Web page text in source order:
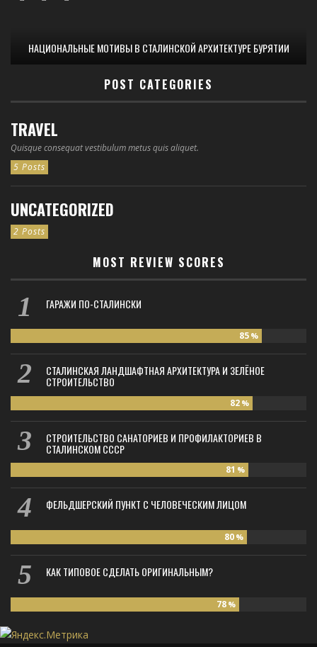
НАЦИОНАЛЬНЫЕ МОТИВЫ В СТАЛИНСКОЙ АРХИТЕКТУРЕ БУРЯТИИ
POST CATEGORIES
TRAVEL
Quisque consequat vestibulum metus quis aliquet.
5 Posts
UNCATEGORIZED
2 Posts
MOST REVIEW SCORES
ГАРАЖИ ПО-СТАЛИНСКИ
85 %
СТАЛИНСКАЯ ЛАНДШАФТНАЯ АРХИТЕКТУРА И ЗЕЛЁНОЕ
СТРОИТЕЛЬСТВО
82 %
СТРОИТЕЛЬСТВО САНАТОРИЕВ И ПРОФИЛАКТОРИЕВ В
СТАЛИНСКОМ СССР
81 %
ФЕЛЬДШЕРСКИЙ ПУНКТ С ЧЕЛОВЕЧЕСКИМ ЛИЦОМ
80 %
КАК ТИПОВОЕ СДЕЛАТЬ ОРИГИНАЛЬНЫМ?
78 %